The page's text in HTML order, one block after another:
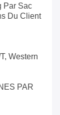
Par Sac
Du Client
Western
PAR